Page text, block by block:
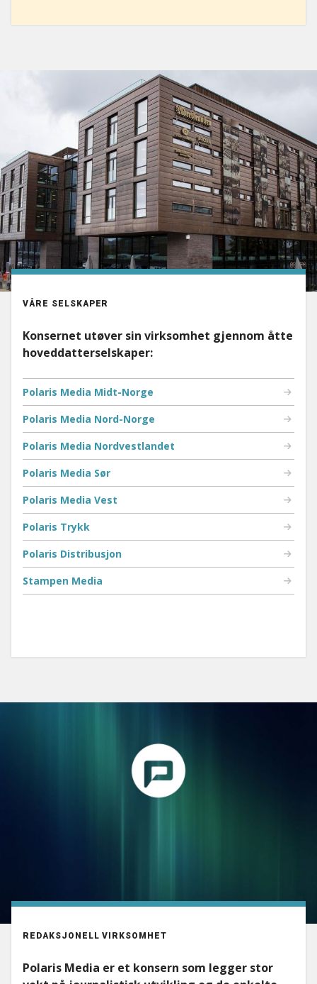
VÅRE SELSKAPER
Konsernet utøver sin virksomhet gjennom åtte
hoveddatterselskaper:
Polaris Media Midt-Norge
Polaris Media Nord-Norge
Polaris Media Nordvestlandet
Polaris Media Sør
Polaris Media Vest
Polaris Trykk
Polaris Distribusjon
Stampen Media
REDAKSJONELL VIRKSOMHET
Polaris Media er et konsern som legger stor